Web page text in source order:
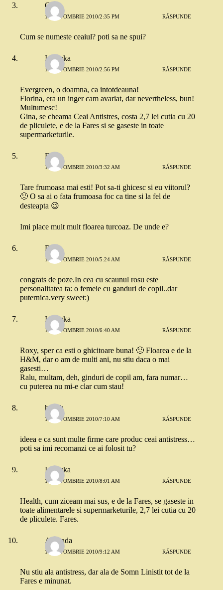
Gina
11 OCTOMBRIE 2010/2:35 PM RĂSPUNDE
Cum se numeste ceaiul? poti sa ne spui?
Ionouka
11 OCTOMBRIE 2010/2:56 PM RĂSPUNDE
Evergreen, o doamna, ca intotdeauna!
Florina, era un inger cam avariat, dar nevertheless, bun!
Multumesc!
Gina, se cheama Ceai Antistres, costa 2,7 lei cutia cu 20
de pliculete, e de la Fares si se gaseste in toate
supermarketurile.
Roxy
12 OCTOMBRIE 2010/3:32 AM RĂSPUNDE
Tare frumoasa mai esti! Pot sa-ti ghicesc si eu viitorul?
🙂 O sa ai o fata frumoasa foc ca tine si la fel de
desteapta 😉
Imi place mult mult floarea turcoaz. De unde e?
Ralu
12 OCTOMBRIE 2010/5:24 AM RĂSPUNDE
congrats de poze.In cea cu scaunul rosu este
personalitatea ta: o femeie cu ganduri de copil..dar
puternica.very sweet:)
Ionouka
12 OCTOMBRIE 2010/6:40 AM RĂSPUNDE
Roxy, sper ca esti o ghicitoare buna! 🙂 Floarea e de la
H&M, dar o am de multi ani, nu stiu daca o mai
gasesti…
Ralu, multam, deh, ginduri de copil am, fara numar…
cu puterea nu mi-e clar cum stau!
health
12 OCTOMBRIE 2010/7:10 AM RĂSPUNDE
ideea e ca sunt multe firme care produc ceai antistress…
poti sa imi recomanzi ce ai folosit tu?
Ionouka
12 OCTOMBRIE 2010/8:01 AM RĂSPUNDE
Health, cum ziceam mai sus, e de la Fares, se gaseste in
toate alimentarele si supermarketurile, 2,7 lei cutia cu 20
de pliculete. Fares.
Andrada
12 OCTOMBRIE 2010/9:12 AM RĂSPUNDE
Nu stiu ala antistress, dar ala de Somn Linistit tot de la
Fares e minunat.